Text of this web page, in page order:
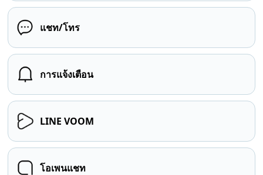
แชท/โทร
การแจ้งเตือน
LINE VOOM
โอเพนแชท